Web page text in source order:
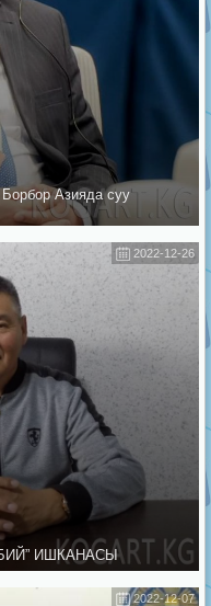
Азияда суу
2022-12-26
ИШКАНАСЫ
2022-12-07